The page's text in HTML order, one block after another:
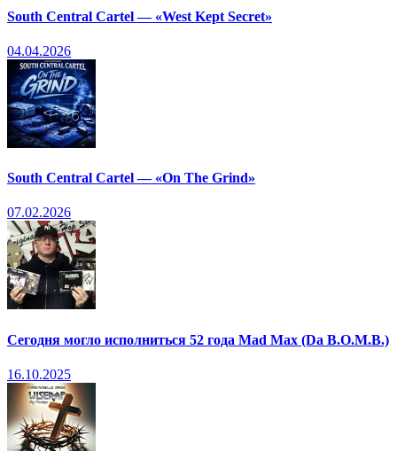
South Central Cartel — «West Kept Secret»
04.04.2026
South Central Cartel — «On The Grind»
07.02.2026
Сегодня могло исполниться 52 года Mad Max (Da B.O.M.B.)
16.10.2025